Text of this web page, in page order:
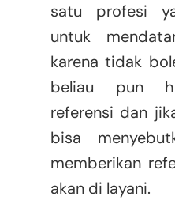
satu profesi
untuk
karena tidak
beliau pun
referensi dan
bisa
memberikan
akan di layani.